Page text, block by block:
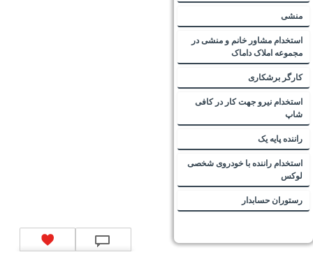
منشی
استخدام مشاور خانم و منشی در
مجموعه املاک داماک
کارگر برشکاری
استخدام نیرو جهت کار در کافی
شاپ
راننده پایه یک
استخدام راننده با خودروی شخصی
لوکس
رستوران حسابدار